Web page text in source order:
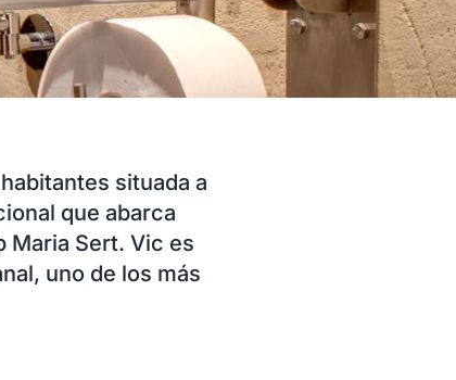
situada a
que abarca
Maria Sert. Vic es
uno de los más